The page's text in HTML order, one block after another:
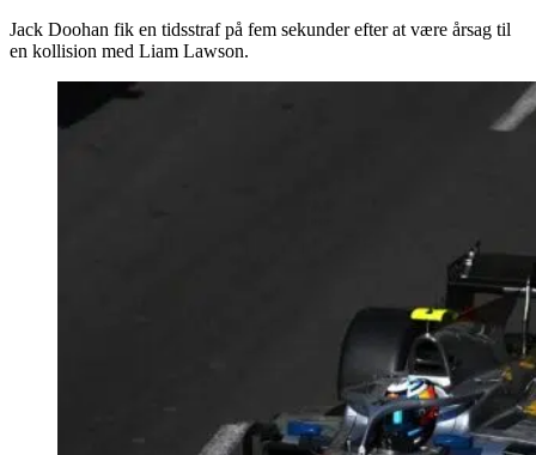
Jack Doohan fik en tidsstraf på fem sekunder efter at være årsag til
en kollision med Liam Lawson.